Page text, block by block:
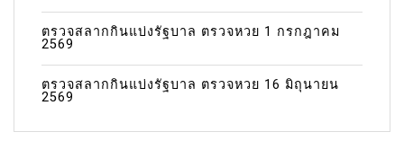
ตรวจสลากกินแบ่งรัฐบาล ตรวจหวย 1 กรกฎาคม
2569
ตรวจสลากกินแบ่งรัฐบาล ตรวจหวย 16 มิถุนายน
2569